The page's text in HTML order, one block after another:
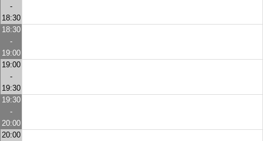
-
18:30
18:30
-
19:00
19:00
-
19:30
19:30
-
20:00
20:00